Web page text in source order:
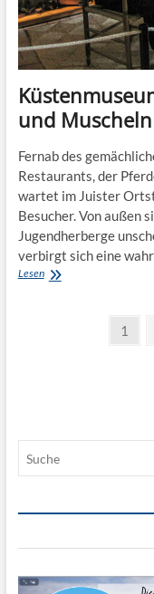
und Muscheln
Fernab des
Restaurants, der
wartet im Juister
Besucher. Von außen
Jugendherberge
verbirgt sich eine
LesenKüstenmuseum
Page
1